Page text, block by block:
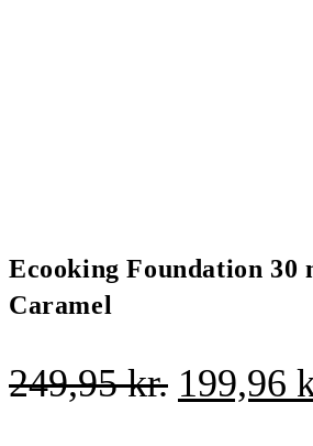
Ecooking Foundation 30
Caramel
249,95kr. Den
199,96